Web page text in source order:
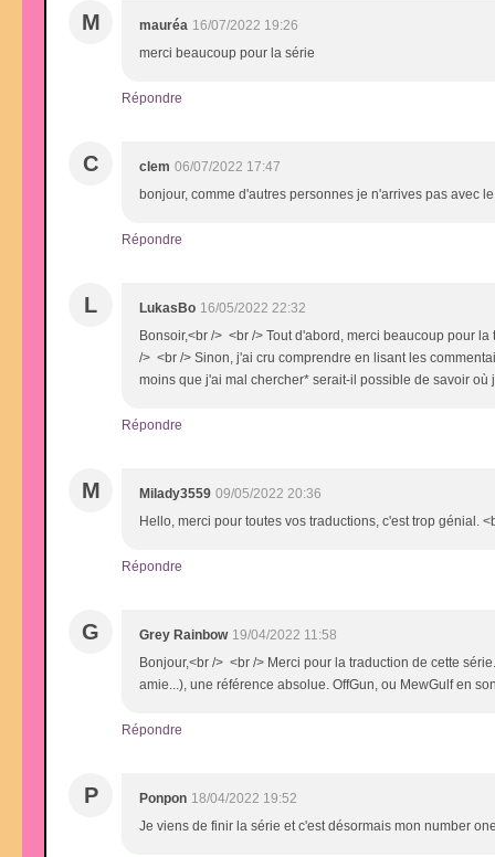
M mauréa 16/07/2022 19:26
merci beaucoup pour la série
Répondre
C clem 06/07/2022 17:47
bonjour, comme d'autres personnes je n'arrives pas avec
Répondre
L LukasBo 16/05/2022 22:32
Bonsoir,<br /> <br /> Tout d'abord, merci beaucoup pour
/> <br /> Sinon, j'ai cru comprendre en lisant les
moins que j'ai mal chercher* serait-il possible de savoir
Répondre
M Milady3559 09/05/2022 20:36
Hello, merci pour toutes vos traductions, c'est trop génial.
Répondre
G Grey Rainbow 19/04/2022 11:58
Bonjour,<br /> <br /> Merci pour la traduction de cette
amie...), une référence absolue. OffGun, ou MewGulf en
Répondre
P Ponpon 18/04/2022 19:52
Je viens de finir la série et c'est désormais mon number